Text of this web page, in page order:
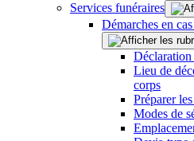
Services funéraires
Démarches en
Déclaration
Lieu de
corps
Préparer
Modes de